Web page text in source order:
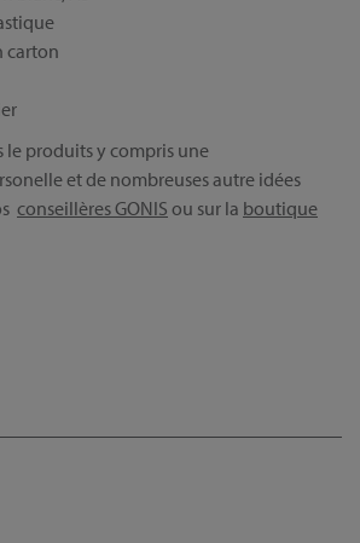
carton
le produits y compris une
et de nombreuses autre idées
conseillères GONIS ou sur la boutique